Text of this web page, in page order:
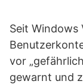
Seit Windows
vor
gewarnt und